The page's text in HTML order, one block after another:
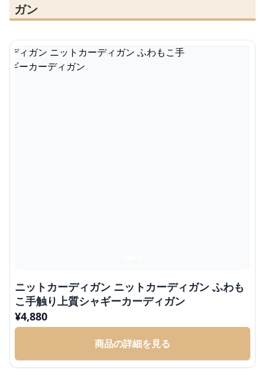
ガン
ニットカーディガン ニットカーディガン ふわも
こ手触り上質シャギーカーディガン
¥4,880
商品の詳細を見る